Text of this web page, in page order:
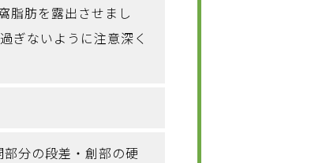
脂肪を露出させまし
ぎないように注意深く
分の段差・創部の硬